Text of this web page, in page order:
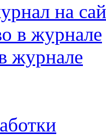
на
в журнале
журнале